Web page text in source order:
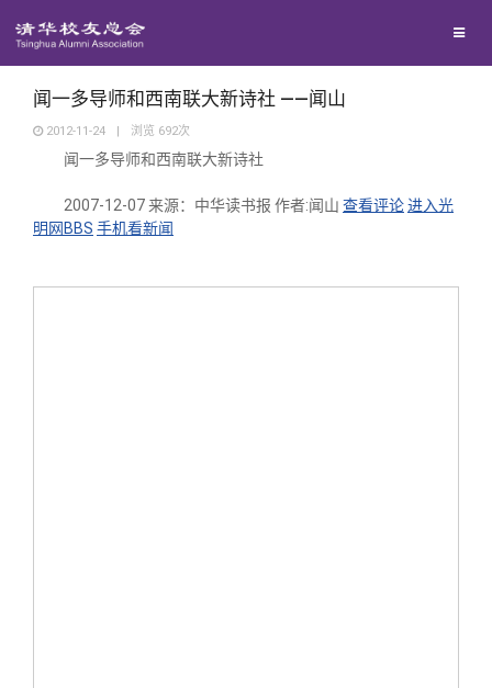
西南联大校友会
回馈母校
媒体平台
闻一多导师和西南联大新诗社 ——闻山
2012-11-24 | 浏览 692次
闻一多导师和西南联大新诗社
2007-12-07来源：中华读书报 作者:闻山 查看评论进入光
明网BBS 手机看新闻